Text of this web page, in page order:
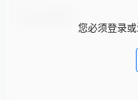
您必须登录